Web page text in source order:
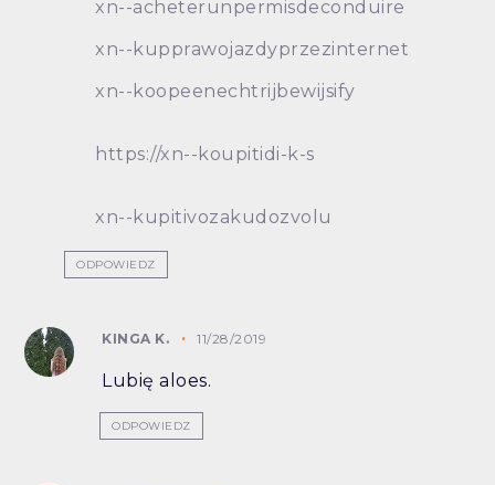
xn--acheterunpermisdeconduire
xn--kupprawojazdyprzezinternet
xn--koopeenechtrijbewijsify
https://xn--koupitidi-k-s
xn--kupitivozakudozvolu
ODPOWIEDZ
KINGA K. 11/28/2019
Lubię aloes.
ODPOWIEDZ